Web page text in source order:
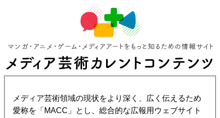
メディア芸術領域の現状をより深く、広く伝えるため
愛称を「MACC」とし、総合的な広報用ウェブサイト